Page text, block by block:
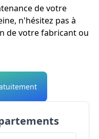
de votre
n'hésitez pas à
de votre fabricant ou